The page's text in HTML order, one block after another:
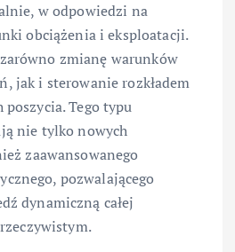
w odpowiedzi na
obciążenia i eksploatacji.
zmianę warunków
jak i sterowanie rozkładem
Tego typu
nie tylko nowych
zaawansowanego
pozwalającego
dynamiczną całej